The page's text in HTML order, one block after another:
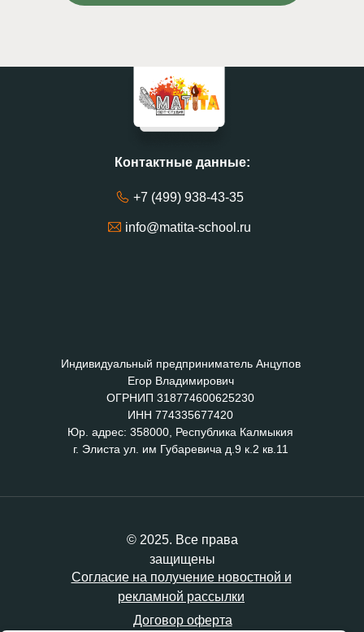
© 2025. Все права
защищены
Согласие на получение новостной и
рекламной рассылки
+7 (499) 938-43-35
info@matita-school.ru
Контактные данные:
Индивидуальный предприниматель Анцупов
Егор Владимирович
ОГРНИП 318774600625230
ИНН 774335677420
Юр. адрес: 358000, Республика Калмыкия
г. Элиста ул. им Губаревича д.9 к.2 кв.11
Договор оферта